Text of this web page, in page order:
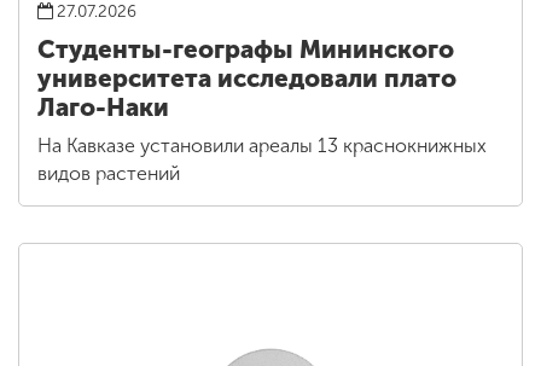
27.07.2026
Студенты-географы Мининского
университета исследовали плато
Лаго-Наки
На Кавказе установили ареалы 13 краснокнижных
видов растений